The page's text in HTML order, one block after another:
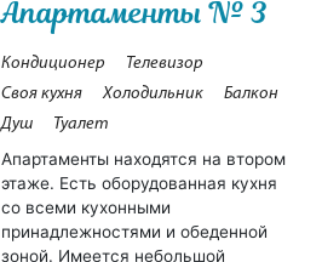
Апартаменты № 3
Кондиционер
Телевизор
Своя кухня
Холодильник
Балкон
Душ
Туалет
Апартаменты находятся на втором
этаже. Есть оборудованная кухня
со всеми кухонными
принадлежностями и обеденной
зоной. Имеется небольшой